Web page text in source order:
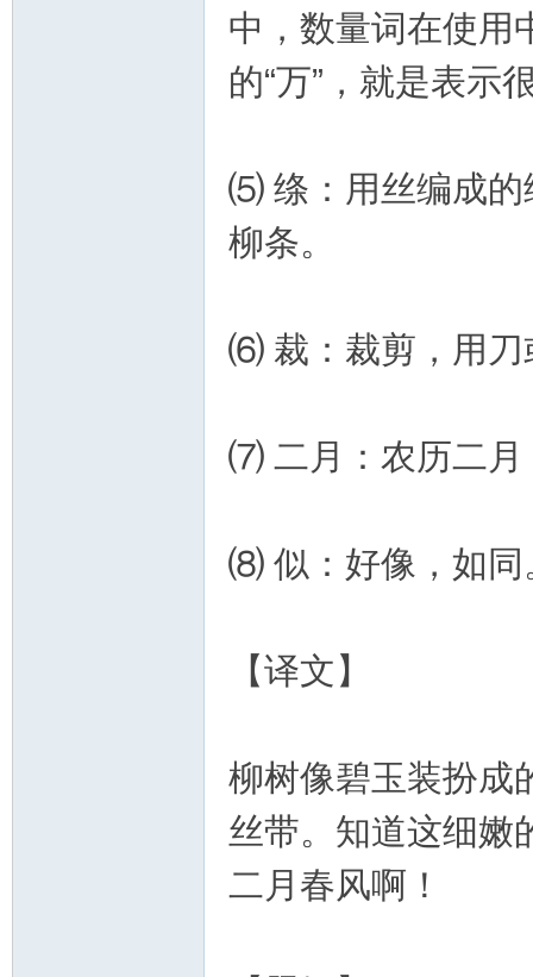
中，数量词在使用
的“万”，就是表示
⑸ 绦：用丝编成的
柳条。
⑹ 裁：裁剪，用刀
⑺ 二月：农历二月
⑻ 似：好像，如同
【译文】
柳树像碧玉装扮成
丝带。知道这细嫩
二月春风啊！